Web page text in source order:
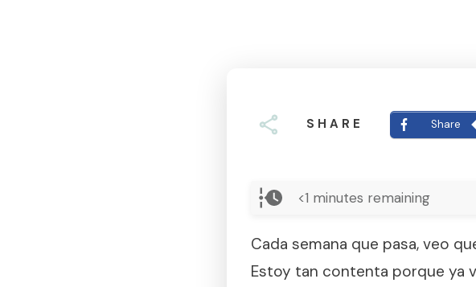
SHARE Share
<1 minutes remaining
Cada semana que pasa, veo
Estoy tan contenta porque ya